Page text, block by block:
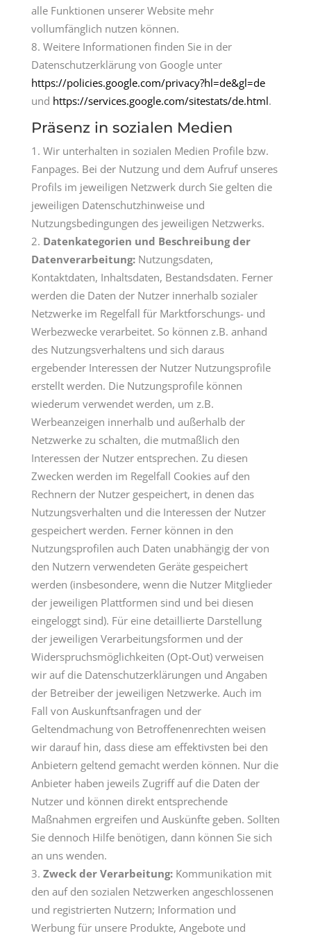
alle Funktionen unserer Website mehr
vollumfänglich nutzen können.
Weitere Informationen finden Sie in der
Datenschutzerklärung von Google unter
https://policies.google.com/privacy?hl=de&gl=de
und https://services.google.com/sitestats/de.html.
Präsenz in sozialen Medien
Wir unterhalten in sozialen Medien Profile bzw.
Fanpages. Bei der Nutzung und dem Aufruf unseres
Profils im jeweiligen Netzwerk durch Sie gelten die
jeweiligen Datenschutzhinweise und
Nutzungsbedingungen des jeweiligen Netzwerks.
Datenkategorien und Beschreibung der
Datenverarbeitung:Nutzungsdaten,
Kontaktdaten, Inhaltsdaten, Bestandsdaten. Ferner
werden die Daten der Nutzer innerhalb sozialer
Netzwerke im Regelfall für Marktforschungs- und
Werbezwecke verarbeitet. So können z.B. anhand
des Nutzungsverhaltens und sich daraus
ergebender Interessen der Nutzer Nutzungsprofile
erstellt werden. Die Nutzungsprofile können
wiederum verwendet werden, um z.B.
Werbeanzeigen innerhalb und außerhalb der
Netzwerke zu schalten, die mutmaßlich den
Interessen der Nutzer entsprechen. Zu diesen
Zwecken werden im Regelfall Cookies auf den
Rechnern der Nutzer gespeichert, in denen das
Nutzungsverhalten und die Interessen der Nutzer
gespeichert werden. Ferner können in den
Nutzungsprofilen auch Daten unabhängig der von
den Nutzern verwendeten Geräte gespeichert
werden (insbesondere, wenn die Nutzer Mitglieder
der jeweiligen Plattformen sind und bei diesen
eingeloggt sind). Für eine detaillierte Darstellung
der jeweiligen Verarbeitungsformen und der
Widerspruchsmöglichkeiten (Opt-Out) verweisen
wir auf die Datenschutzerklärungen und Angaben
der Betreiber der jeweiligen Netzwerke. Auch im
Fall von Auskunftsanfragen und der
Geltendmachung von Betroffenenrechten weisen
wir darauf hin, dass diese am effektivsten bei den
Anbietern geltend gemacht werden können. Nur die
Anbieter haben jeweils Zugriff auf die Daten der
Nutzer und können direkt entsprechende
Maßnahmen ergreifen und Auskünfte geben. Sollten
Sie dennoch Hilfe benötigen, dann können Sie sich
an uns wenden.
Zweck der Verarbeitung:Kommunikation mit
den auf den sozialen Netzwerken angeschlossenen
und registrierten Nutzern; Information und
Werbung für unsere Produkte, Angebote und